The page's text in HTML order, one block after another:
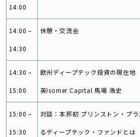
14:00
14:00 –
14:30
休憩・交流会
14:30 –
15:00
欧州ディープテック投資の現在地
英Isomer Capital 馬場 浩史
15:00 –
15:30
対談：本邦初 プリンストン・プ
るディープテック・ファンドとは